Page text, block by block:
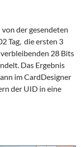
der gesendeten
Tag, die ersten 3
28 Bits
Das Ergebnis
im CardDesigner
der UID in eine